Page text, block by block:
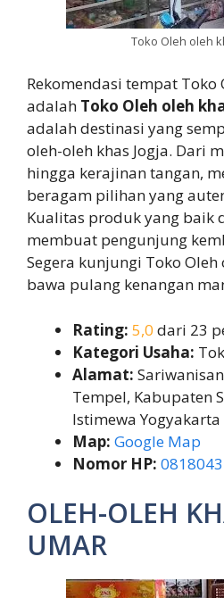
Toko Oleh oleh
Rekomendasi tempat Toko
adalah Toko Oleh oleh
adalah destinasi yang
oleh-oleh khas Jogja. Dari
hingga kerajinan tangan,
beragam pilihan yang
Kualitas produk yang baik
membuat pengunjung
Segera kunjungi Toko Oleh
bawa pulang kenangan
Rating: 5,0 dari 23
Kategori Usaha:
Alamat:
Tempel, Kabupaten
Istimewa Yogyakarta
Map: Google Map
Nomor HP:
OLEH-OLEH
UMAR